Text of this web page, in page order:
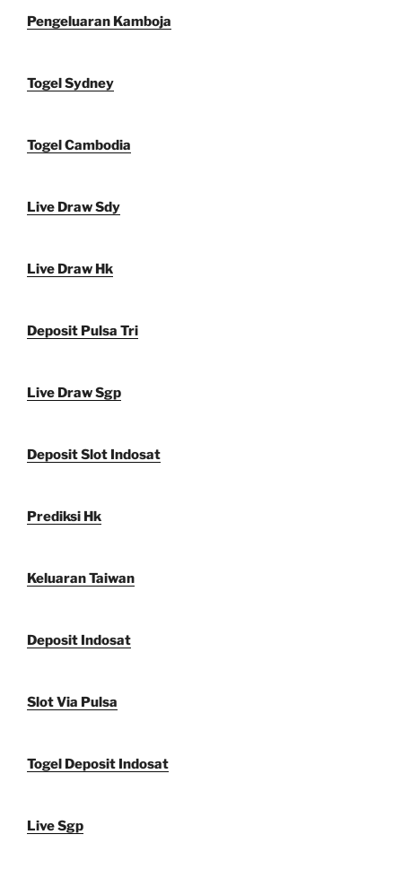
Pengeluaran Kamboja
Togel Sydney
Togel Cambodia
Live Draw Sdy
Live Draw Hk
Deposit Pulsa Tri
Live Draw Sgp
Deposit Slot Indosat
Prediksi Hk
Keluaran Taiwan
Deposit Indosat
Slot Via Pulsa
Togel Deposit Indosat
Live Sgp